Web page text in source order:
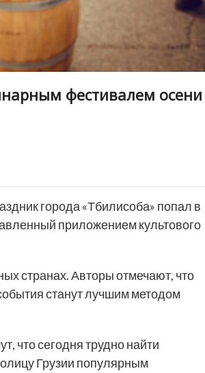
фестивалем осени
города «Тбилисоба» попал в
приложением культового
странах. Авторы отмечают, что
станут лучшим методом
что сегодня трудно найти
Грузии популярным